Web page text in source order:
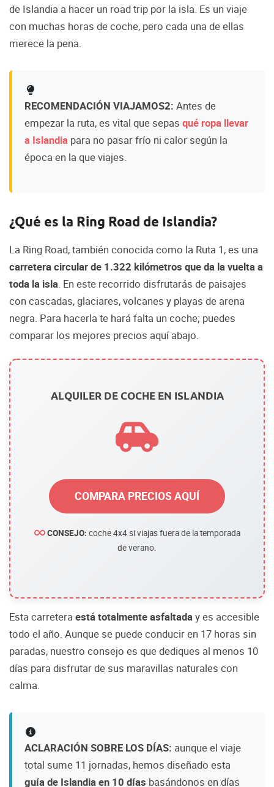
de Islandia a hacer un road trip por la isla. Es un viaje
con muchas horas de coche, pero cada una de ellas
merece la pena.
RECOMENDACIÓN VIAJAMOS2: Antes de
empezar la ruta, es vital que sepas qué ropa llevar
a Islandia para no pasar frío ni calor según la
época en la que viajes.
¿Qué es la Ring Road de Islandia?
La Ring Road, también conocida como la Ruta 1, es una
carretera circular de 1.322 kilómetros que da la vuelta a
toda la isla. En este recorrido disfrutarás de paisajes
con cascadas, glaciares, volcanes y playas de arena
negra. Para hacerla te hará falta un coche; puedes
comparar los mejores precios aquí abajo.
ALQUILER DE COCHE EN ISLANDIA
COMPARA PRECIOS AQUÍ
CONSEJO: coche 4x4 si viajas fuera de la temporada
de verano.
Esta carretera está totalmente asfaltaday es accesible
todo el año. Aunque se puede conducir en 17 horas sin
paradas, nuestro consejo es que dediques al menos 10
días para disfrutar de sus maravillas naturales con
calma.
ACLARACIÓN SOBRE LOS DÍAS: aunque el viaje
total sume 11 jornadas, hemos diseñado esta
guía de Islandia en 10 días basándonos en días